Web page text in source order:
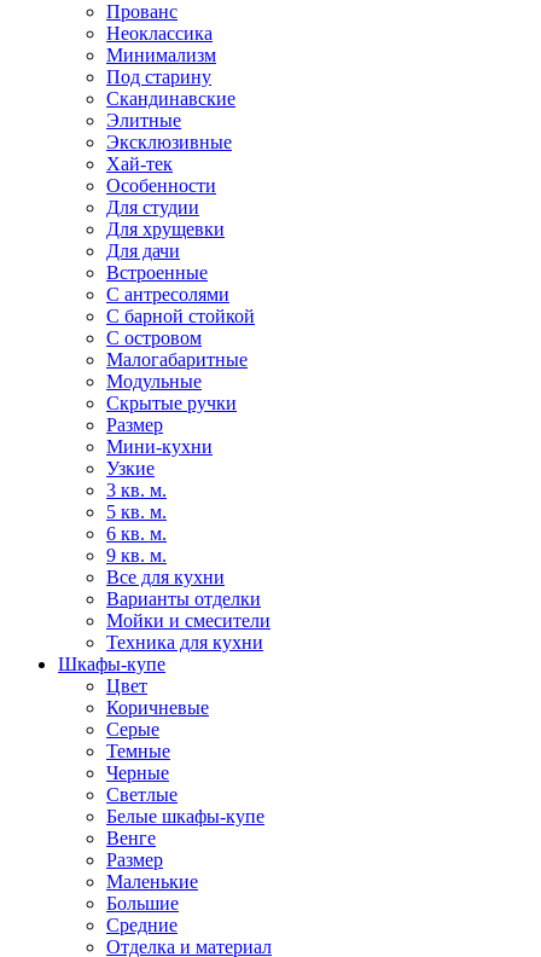
Прованс
Неоклассика
Минимализм
Под старину
Скандинавские
Элитные
Эксклюзивные
Хай-тек
Особенности
Для студии
Для хрущевки
Для дачи
Встроенные
С антресолями
С барной стойкой
С островом
Малогабаритные
Модульные
Скрытые ручки
Размер
Мини-кухни
Узкие
3 кв. м.
5 кв. м.
6 кв. м.
9 кв. м.
Все для кухни
Варианты отделки
Мойки и смесители
Техника для кухни
Шкафы-купе
Цвет
Коричневые
Серые
Темные
Черные
Светлые
Белые шкафы-купе
Венге
Размер
Маленькие
Большие
Средние
Отделка и материал